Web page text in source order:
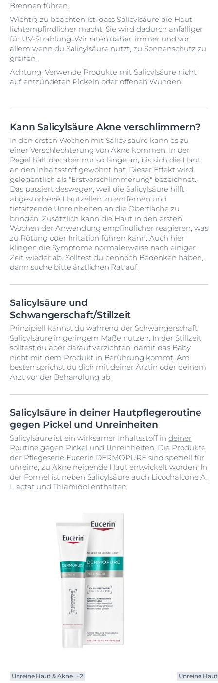
Brennen führen.
Wichtig zu beachten ist, dass Salicylsäure die Haut
lichtempfindlicher macht. Sie wird dadurch anfälliger
für UV-Strahlung. Wir raten daher, immer und vor
allem wenn du Salicylsäure nutzt, zu Sonnenschutz zu
greifen.
Achtung: Verwende Produkte mit Salicylsäure nicht
auf entzündeten Pickeln oder offenen Wunden.
Kann Salicylsäure Akne verschlimmern?
In den ersten Wochen mit Salicylsäure kann es zu
einer Verschlechterung von Akne kommen. In der
Regel hält das aber nur so lange an, bis sich die Haut
an den Inhaltsstoff gewöhnt hat. Dieser Effekt wird
gelegentlich als "Erstverschlimmerung" bezeichnet.
Das passiert deswegen, weil die Salicylsäure hilft,
abgestorbene Hautzellen zu entfernen und
tiefsitzende Unreinheiten an die Oberfläche zu
bringen. Zusätzlich kann die Haut in den ersten
Wochen der Anwendung empfindlicher reagieren, was
zu Rötung oder Irritation führen kann. Auch hier
klingen die Symptome normalerweise nach einiger
Zeit wieder ab. Solltest du dennoch Bedenken haben,
dann suche bitte ärztlichen Rat auf.
Salicylsäure und
Schwangerschaft/Stillzeit
Prinzipiell kannst du während der Schwangerschaft
Salicylsäure in geringem Maße nutzen. In der Stillzeit
solltest du aber darauf verzichten, damit das Baby
nicht mit dem Produkt in Berührung kommt. Am
besten sprichst du dich mit deiner Ärztin oder deinem
Arzt vor der Behandlung ab.
Salicylsäure in deiner Hautpflegeroutine
gegen Pickel und Unreinheiten
Salicylsäure ist ein wirksamer Inhaltsstoff in deiner
Routine gegen Pickel und Unreinheiten. Die Produkte
der Pflegeserie Eucerin DERMOPURE sind speziell für
unreine, zu Akne neigende Haut entwickelt worden. In
der Formel ist neben Salicylsäure auch Licochalcone A,
L actat und Thiamidol enthalten.
Unreine Haut & Akne +2 Unreine